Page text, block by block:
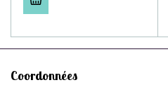
Coordonnées